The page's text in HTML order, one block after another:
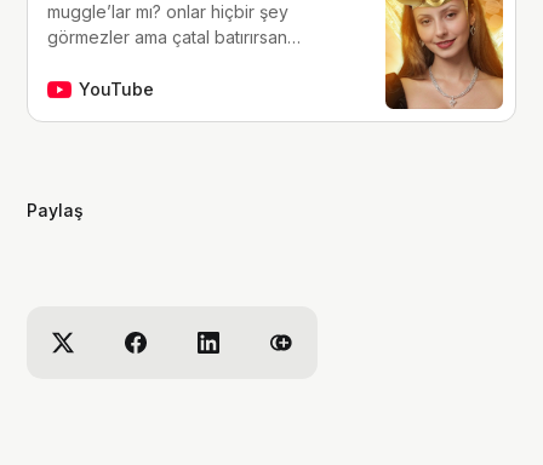
muggle’lar mı? onlar hiçbir şey
görmezler ama çatal batırırsan
çocukluğumdan beri tutkunu olduğum
de bana eşlik etmek isterseniz,
YouTube
Paylaş